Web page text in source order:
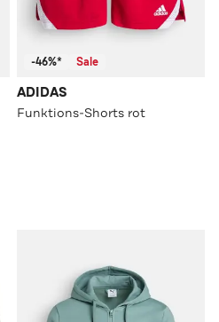
-46%* Sale
ADIDAS
Funktions-Shorts rot